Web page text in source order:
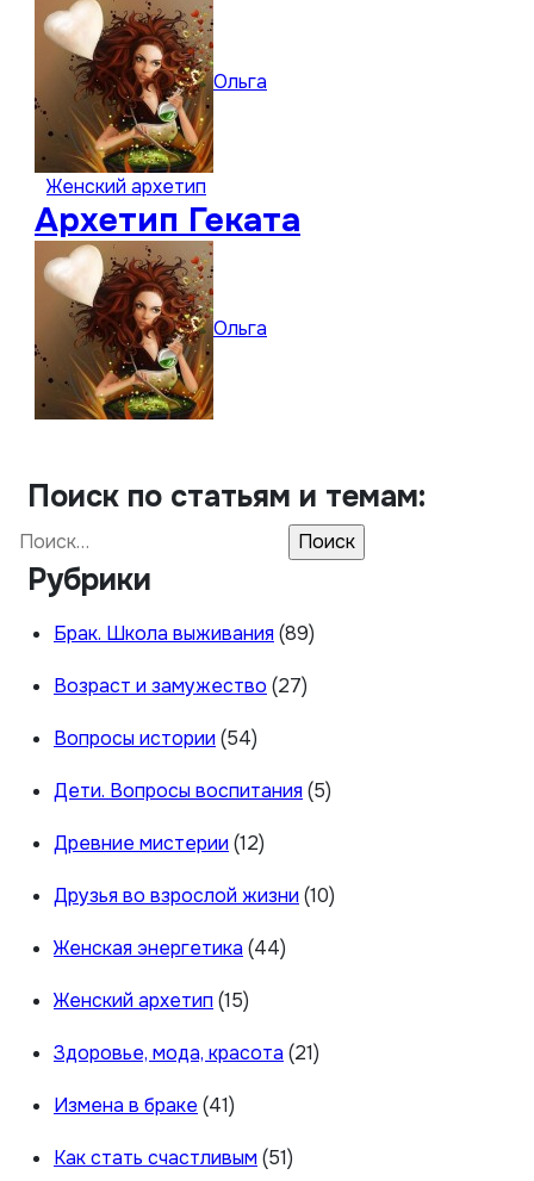
Ольга
Женский архетип
Архетип Геката
Ольга
Поиск по статьям и темам:
Найти:
Рубрики
Брак. Школа выживания (89)
Возраст и замужество (27)
Вопросы истории (54)
Дети. Вопросы воспитания (5)
Древние мистерии (12)
Друзья во взрослой жизни (10)
Женская энергетика (44)
Женский архетип (15)
Здоровье, мода, красота (21)
Измена в браке (41)
Как стать счастливым (51)